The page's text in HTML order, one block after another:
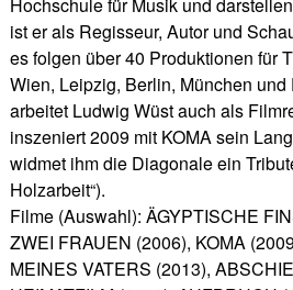
Hochschule für Musik und
ist er als Regisseur, Autor und
es folgen über 40 Produktionen für
Wien, Leipzig, Berlin, München und
arbeitet Ludwig Wüst auch als
inszeniert 2009 mit KOMA sein
widmet ihm die Diagonale ein
Holzarbeit“).
Filme (Auswahl): ÄGYPTISCHE
ZWEI FRAUEN (2006), KOMA
MEINES VATERS (2013),